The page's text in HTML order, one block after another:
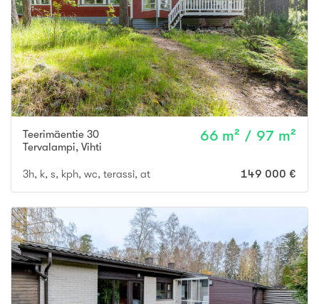
Teerimäentie 30
Tervalampi, Vihti
66 m² / 97 m²
3h, k, s, kph, wc, terassi, at 149 000 €